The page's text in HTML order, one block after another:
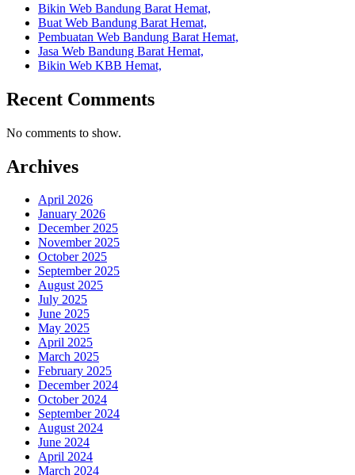
Bikin Web Bandung Barat Hemat,
Buat Web Bandung Barat Hemat,
Pembuatan Web Bandung Barat Hemat,
Jasa Web Bandung Barat Hemat,
Bikin Web KBB Hemat,
Recent Comments
No comments to show.
Archives
April 2026
January 2026
December 2025
November 2025
October 2025
September 2025
August 2025
July 2025
June 2025
May 2025
April 2025
March 2025
February 2025
December 2024
October 2024
September 2024
August 2024
June 2024
April 2024
March 2024